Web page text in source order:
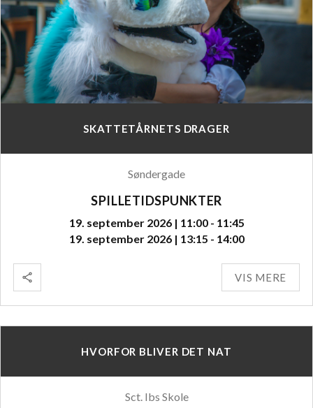
SKATTETÅRNETS DRAGER
Søndergade
SPILLETIDSPUNKTER
19. september 2026 | 11:00 - 11:45
19. september 2026 | 13:15 - 14:00
VIS MERE
HVORFOR BLIVER DET NAT
Sct. Ibs Skole